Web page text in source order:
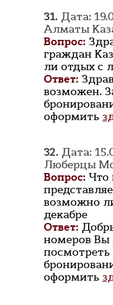
31. Дата:
Алматы
Вопрос:
граждан
ли отдых с
Ответ:
возможен.
оформить
32. Дата:
Люберцы
Вопрос: Что
возможно
декабре
Ответ:
номеров
посмотреть
оформить